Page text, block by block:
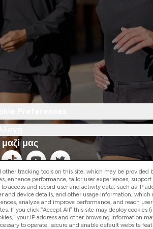
μαζί μας
Ltd
other tracking tools on this site, which may be provided
enhance performance, tailor user experiences,
access and record user and activity data, such as IP
and device details, and other usage information,
analyze and improve performance, and reach
If you click “Accept All” this site may deploy
your IP address and other browsing information
to operate, secure and enable default website